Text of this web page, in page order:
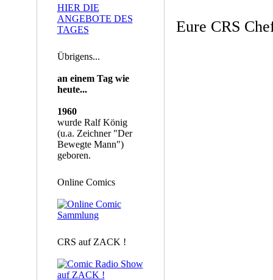
HIER DIE
ANGEBOTE DES
TAGES
Übrigens...
an einem Tag wie
heute...
1960
wurde Ralf König
(u.a. Zeichner "Der
Bewegte Mann")
geboren.
Online Comics
CRS auf ZACK !
Eure CRS